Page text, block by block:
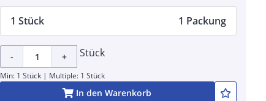
1 Stück 1 Packung
- + Stück
Min: 1 Stück | Multiple: 1 Stück
In den Warenkorb